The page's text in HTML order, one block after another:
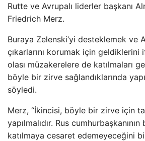
Rutte ve Avrupalı liderler başkanı
Friedrich Merz.
Buraya Zelenski’yi desteklemek ve
çıkarlarını korumak için geldiklerini
olası müzakerelere de katılmaları
böyle bir zirve sağlandıklarında
söyledi.
Merz, “İkincisi, böyle bir zirve için
yapılmalıdır. Rus
katılmaya cesaret edemeyeceğini